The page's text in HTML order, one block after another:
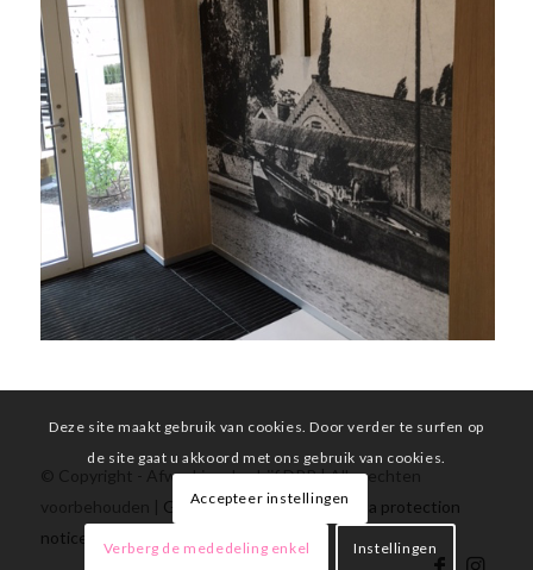
© Copyright - Afwerkingsbedrijf DPP | Alle rechten
Gebruiksvoorwaarden|Data protection
notice
Deze site maakt gebruik van cookies. Door verder te surfen op
de site gaat u akkoord met ons gebruik van cookies.
Accepteer instellingen
Verberg de mededeling enkel Instellingen